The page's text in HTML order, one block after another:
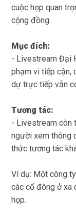
cuộc họp quan
cộng đồng.
Mục đích:
- Livestream Đại
phạm vi tiếp cận,
dự trực tiếp vẫn
Tương tác:
- Livestream còn
người xem thông
thức tương tác
Ví dụ: Một công
các cổ đông ở xa
họp.